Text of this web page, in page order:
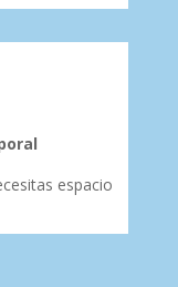
espacio